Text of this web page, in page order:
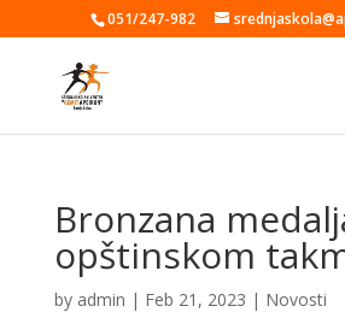
051/247-982
Bronzana
opštinskom
by admin | Feb 21, 2023 | Novosti